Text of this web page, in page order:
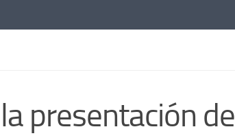
presentación de